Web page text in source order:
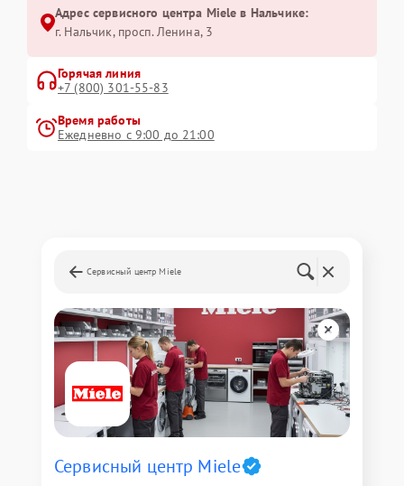
Адрес сервисного центра Miele в Нальчике:
г. Нальчик, просп. Ленина, 3
Горячая линия
+7 (800) 301-55-83
Время работы
Ежедневно с 9:00 до 21:00
Сервисный центр Miele
Сервисный центр Miele